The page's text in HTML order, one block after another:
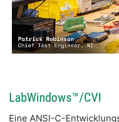
LabWindows™/CVI
Eine ANSI-C-